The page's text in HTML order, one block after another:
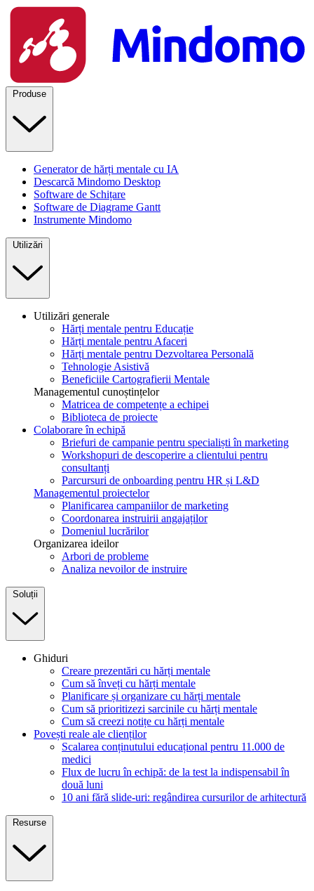
Produse
Generator de hărți mentale cu IA
Descarcă Mindomo Desktop
Software de Schițare
Software de Diagrame Gantt
Instrumente Mindomo
Utilizări
Utilizări generale
Hărți mentale pentru Educație
Hărți mentale pentru Afaceri
Hărți mentale pentru Dezvoltarea Personală
Tehnologie Asistivă
Beneficiile Cartografierii Mentale
Managementul cunoștințelor
Matricea de competențe a echipei
Biblioteca de proiecte
Colaborare în echipă
Briefuri de campanie pentru specialiști în marketing
Workshopuri de descoperire a clientului pentru
consultanți
Parcursuri de onboarding pentru HR și L&D
Managementul proiectelor
Planificarea campaniilor de marketing
Coordonarea instruirii angajaților
Domeniul lucrărilor
Organizarea ideilor
Arbori de probleme
Analiza nevoilor de instruire
Soluții
Ghiduri
Creare prezentări cu hărți mentale
Cum să înveți cu hărți mentale
Planificare și organizare cu hărți mentale
Cum să prioritizezi sarcinile cu hărți mentale
Cum să creezi notițe cu hărți mentale
Povești reale ale clienților
Scalarea conținutului educațional pentru 11.000 de
medici
Flux de lucru în echipă: de la test la indispensabil în
două luni
10 ani fără slide-uri: regândirea cursurilor de arhitectură
Resurse